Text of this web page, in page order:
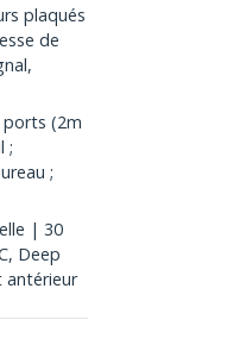
plaqués
de
ports (2m
;
;
| 30
Deep
antérieur